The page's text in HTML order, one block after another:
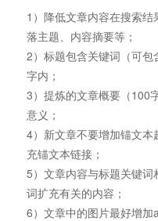
1）降低文章内容在搜索
落主题、内容摘要等；
2）标题包含关键词（可
字内；
3）提炼的文章概要（100
意义；
4）新文章不要增加锚文
充锚文本链接；
5）文章内容与标题关键
词扩充有关的内容；
6）文章中的图片最好增